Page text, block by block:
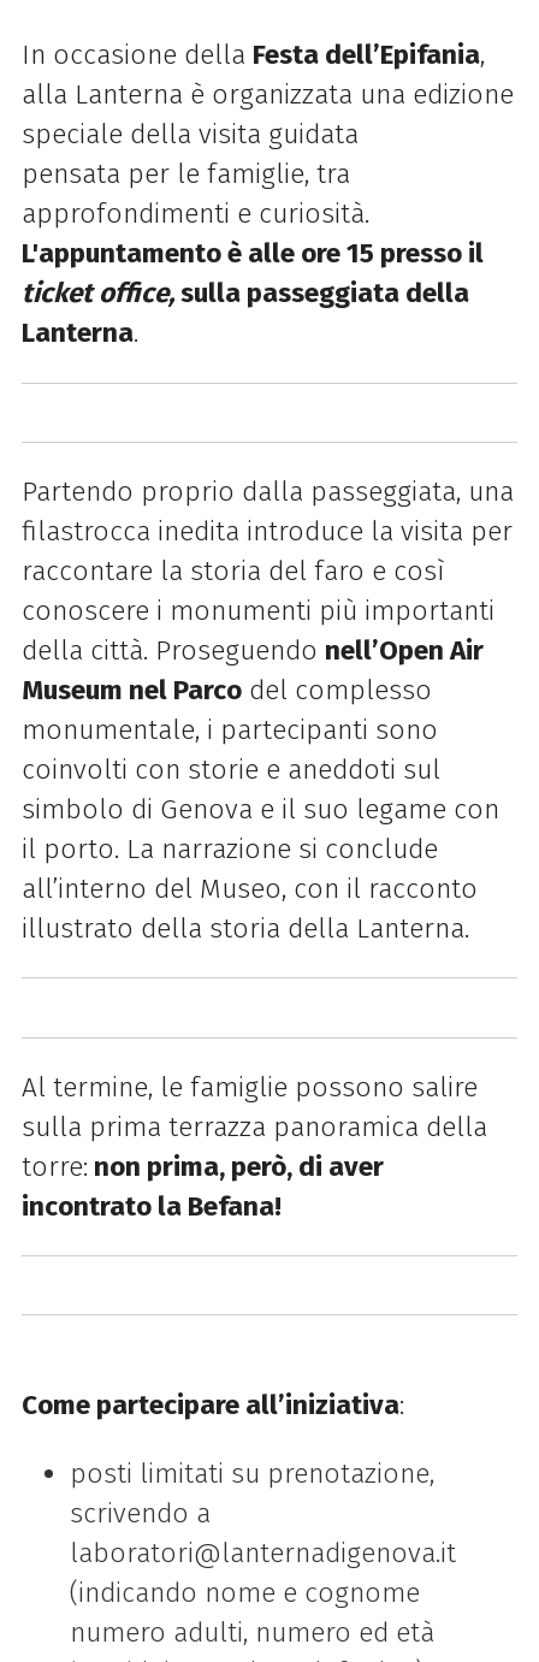
In occasione della Festa dell’Epifania,
alla Lanterna è organizzata una edizione
speciale della visita guidata
pensata per le famiglie, tra
approfondimenti e curiosità.
L'appuntamento è alle ore 15 presso il
ticket office,sulla passeggiata della
Lanterna.
Partendo proprio dalla passeggiata, una
filastrocca inedita introduce la visita per
raccontare la storia del faro e così
conoscere i monumenti più importanti
della città. Proseguendo nell’Open Air
Museum nel Parcodel complesso
monumentale, i partecipanti sono
coinvolti con storie e aneddoti sul
simbolo di Genova e il suo legame con
il porto. La narrazione si conclude
all’interno del Museo, con il racconto
illustrato della storia della Lanterna.
Al termine, le famiglie possono salire
sulla prima terrazza panoramica della
torre: non prima, però, di aver
incontrato la Befana!
Come partecipare all’iniziativa:
posti limitati su prenotazione,
scrivendo a
laboratori@lanternadigenova.it
(indicando nome e cognome
numero adulti, numero ed età